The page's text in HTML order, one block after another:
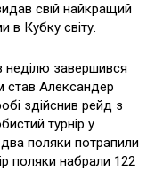
свій найкращий
в Кубку світу.
неділю завершився
став Александер
здійснив рейд з
турнір у
поляки потрапили
поляки набрали 122